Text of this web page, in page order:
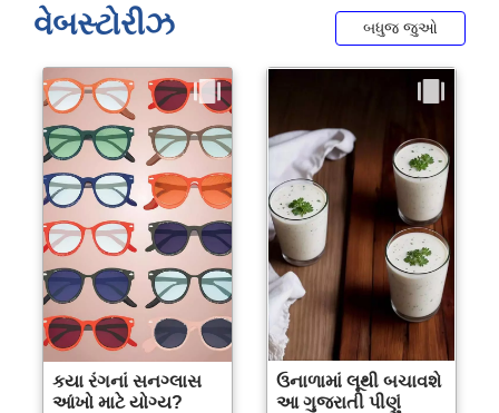
વેબસ્ટોરીઝ બધુજ જુઓ
કયા રંગનાં સનગ્લાસ
આંખો માટે યોગ્ય?
ઉનાળામાં લૂથી બચાવશે
આ ગુજરાતી પીણું